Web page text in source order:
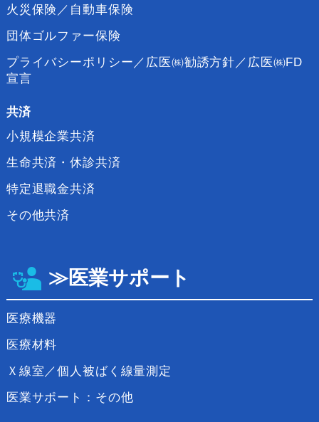
火災保険／自動車保険
団体ゴルファー保険
プライバシーポリシー／広医㈱勧誘方針／広医㈱FD
宣言
共済
小規模企業共済
生命共済・休診共済
特定退職金共済
その他共済
≫医業サポート
医療機器
医療材料
Ｘ線室／個人被ばく線量測定
医業サポート：その他